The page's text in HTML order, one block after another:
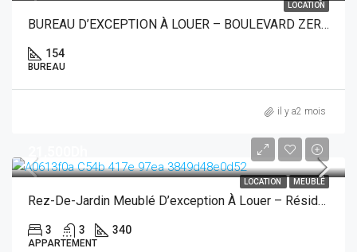
LOCATION
BUREAU D’EXCEPTION À LOUER – BOULEVARD ZERKTOUNI, CASABLANCA
154
BUREAU
il y a2 mois
LOCATION MEUBLÉ
Rez-De-Jardin Meublé D’exception À Louer – Résidence Vert Marine, Dar Bouazza
3 3 340
APPARTEMENT